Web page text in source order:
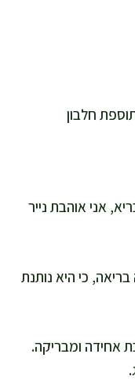
בריא, אני אוהבת נייר
כי היא נותנת
אחידה ומבריקה.